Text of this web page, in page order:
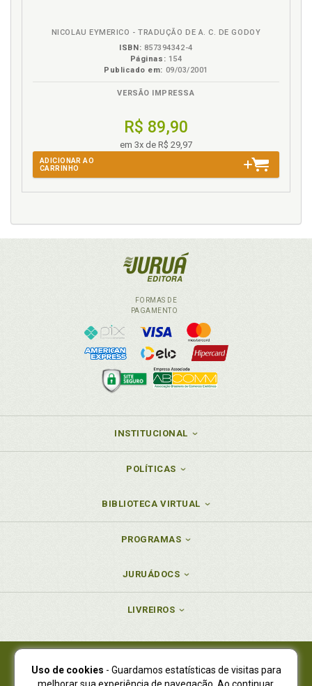
NICOLAU EYMERICO - TRADUÇÃO DE A. C. DE GODOY
ISBN: 857394342-4
Páginas: 154
Publicado em: 09/03/2001
VERSÃO IMPRESSA
R$ 89,90
em 3x de R$ 29,97
ADICIONAR AO
CARRINHO
FORMAS DE
PAGAMENTO
INSTITUCIONAL
POLÍTICAS
BIBLIOTECA VIRTUAL
PROGRAMAS
JURUÁDOCS
LIVREIROS
Juruá Editora Ltda., CNPJ 77.535.508/0001-19
Uso de cookies - Guardamos estatísticas de visitas para